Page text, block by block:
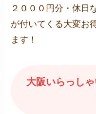
２０００円分・休日
が付いてくる大変お
ます！
大阪いらっし